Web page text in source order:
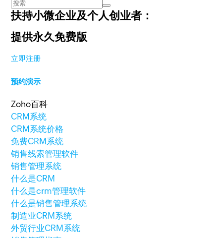
扶持小微企业及个人创业者：
提供永久免费版
立即注册
预约演示
Zoho百科
CRM系统
CRM系统价格
免费CRM系统
销售线索管理软件
销售管理系统
什么是CRM
什么是crm管理软件
什么是销售管理系统
制造业CRM系统
外贸行业CRM系统